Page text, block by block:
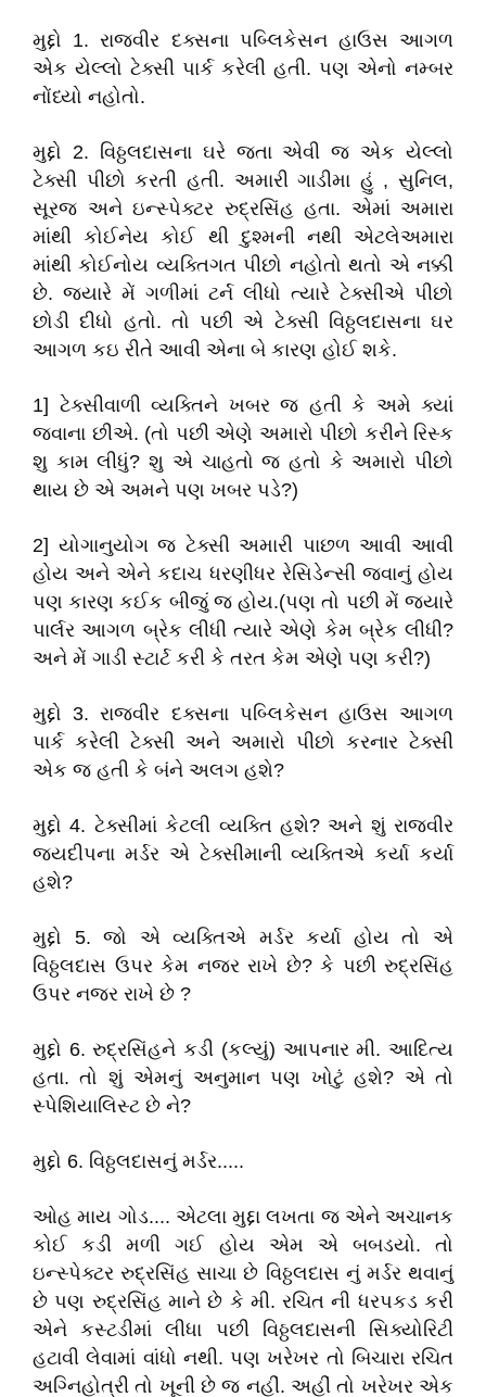
મુદ્દો 1. રાજવીર દક્સના પબ્લિકેસન હાઉસ આગળ
એક યેલ્લો ટેક્સી પાર્ક કરેલી હતી. પણ એનો નમ્બર
નોંધ્યો નહોતો.
મુદ્દો 2. વિઠ્ઠલદાસના ઘરે જતા એવી જ એક યેલ્લો
ટેક્સી પીછો કરતી હતી. અમારી ગાડીમા હું , સુનિલ,
સૂરજ અને ઇન્સ્પેક્ટર રુદ્રસિંહ હતા. એમાં અમારા
માંથી કોઈનેય કોઈ થી દુશ્મની નથી એટલેઅમારા
માંથી કોઈનોય વ્યક્તિગત પીછો નહોતો થતો એ નક્કી
છે. જ્યારે મેં ગળીમાં ટર્ન લીધો ત્યારે ટેક્સીએ પીછો
છોડી દીધો હતો. તો પછી એ ટેક્સી વિઠ્ઠલદાસના ઘર
આગળ કઇ રીતે આવી એના બે કારણ હોઈ શકે.
1] ટેક્સીવાળી વ્યક્તિને ખબર જ હતી કે અમે ક્યાં
જવાના છીએ. (તો પછી એણે અમારો પીછો કરીને રિસ્ક
શુ કામ લીધું? શુ એ ચાહતો જ હતો કે અમારો પીછો
થાય છે એ અમને પણ ખબર પડે?)
2] યોગાનુયોગ જ ટેક્સી અમારી પાછળ આવી આવી
હોય અને એને કદાચ ધરણીધર રેસિડેન્સી જવાનું હોય
પણ કારણ કઈક બીજું જ હોય.(પણ તો પછી મેં જ્યારે
પાર્લર આગળ બ્રેક લીધી ત્યારે એણે કેમ બ્રેક લીધી?
અને મેં ગાડી સ્ટાર્ટ કરી કે તરત કેમ એણે પણ કરી?)
મુદ્દો 3. રાજવીર દક્સના પબ્લિકેસન હાઉસ આગળ
પાર્ક કરેલી ટેક્સી અને અમારો પીછો કરનાર ટેક્સી
એક જ હતી કે બંને અલગ હશે?
મુદ્દો 4. ટેક્સીમાં કેટલી વ્યક્તિ હશે? અને શું રાજવીર
જયદીપના મર્ડર એ ટેક્સીમાની વ્યક્તિએ કર્યા કર્યા
હશે?
મુદ્દો 5. જો એ વ્યક્તિએ મર્ડર કર્યા હોય તો એ
વિઠ્ઠલદાસ ઉપર કેમ નજર રાખે છે? કે પછી રુદ્રસિંહ
ઉપર નજર રાખે છે ?
મુદ્દો 6. રુદ્રસિંહને કડી (કલ્યું) આપનાર મી. આદિત્ય
હતા. તો શું એમનું અનુમાન પણ ખોટું હશે? એ તો
સ્પેશિયાલિસ્ટ છે ને?
મુદ્દો 6. વિઠ્ઠલદાસનું મર્ડર.....
ઓહ માય ગોડ.... એટલા મુદ્દા લખતા જ એને અચાનક
કોઈ કડી મળી ગઈ હોય એમ એ બબડયો. તો
ઇન્સ્પેક્ટર રુદ્રસિંહ સાચા છે વિઠ્ઠલદાસ નું મર્ડર થવાનું
છે પણ રુદ્રસિંહ માને છે કે મી. રચિત ની ધરપકડ કરી
એને કસ્ટડીમાં લીધા પછી વિઠ્ઠલદાસની સિક્યોરિટી
હટાવી લેવામાં વાંધો નથી. પણ ખરેખર તો બિચારા રચિત
અગ્નિહોત્રી તો ખૂની છે જ નહીં. અહીં તો ખરેખર એક